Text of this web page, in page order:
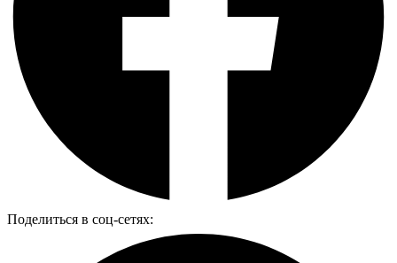
Поделиться в соц-сетях: